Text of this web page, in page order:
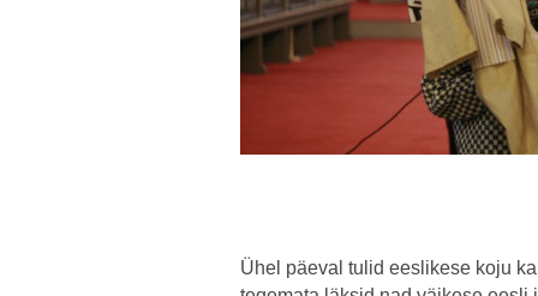
Ühel päeval tulid eeslikese koju